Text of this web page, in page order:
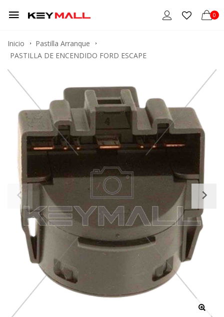
0
Inicio
Pastilla Arranque
PASTILLA DE ENCENDIDO FORD ESCAPE